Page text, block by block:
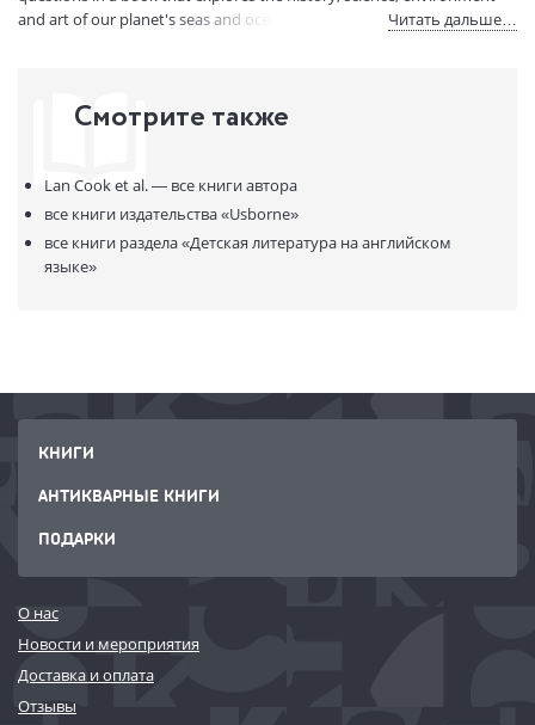
and art of our planet's seas and oceans.
Читать дальше…
Смотрите также
Lan Cook et al. — все книги автора
все книги издательства«Usborne»
все книги раздела«Детская литература на английском
языке»
КНИГИ
АНТИКВАРНЫЕ КНИГИ
ПОДАРКИ
О нас
Новости и мероприятия
Доставка и оплата
Отзывы